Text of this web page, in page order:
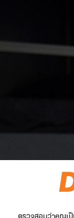
ตรวจสอบว่าคุณเป็